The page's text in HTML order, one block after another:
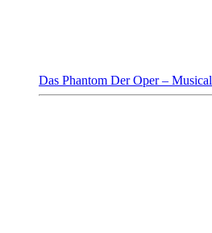
Das Phantom Der Oper – Musical